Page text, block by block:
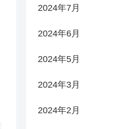
2024年7月
2024年6月
2024年5月
2024年3月
2024年2月